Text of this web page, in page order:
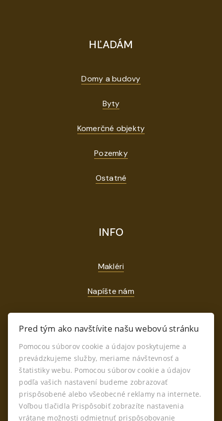
HĽADÁM
Domy a budovy
Byty
Komerčné objekty
Pozemky
Ostatné
INFO
Makléri
Napíšte nám
Kontakt
Pred tým ako navštívite našu webovú stránku
Pomocou súborov cookie a údajov poskytujeme a
prevádzkujeme služby, meriame návštevnosť a
štatistiky webu. Pomocou súborov cookie a údajov
podľa vašich nastavení budeme zobrazovať
prispôsobené alebo všeobecné reklamy na internete.
Voľbou tlačidla Prispôsobiť zobrazíte nastavenia
vrátane možnosti odmietnuť prispôsobovanie